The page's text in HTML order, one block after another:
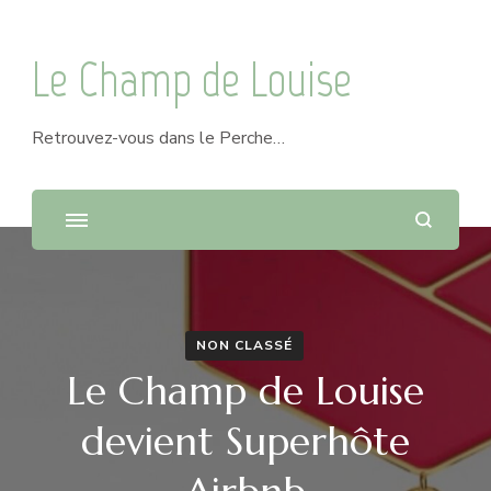
Le Champ de Louise
Retrouvez-vous dans le Perche…
NON CLASSÉ
Le Champ de Louise
devient Superhôte